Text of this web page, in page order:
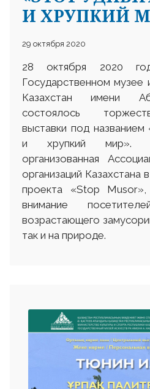
И ХРУПКИЙ
29 октября 2020
28 октября 2020
Государственном музее
Казахстан имени
состоялось
выставки под
и хрупкий мир».
организованная
организаций Казахстана
проекта «Stop Musor»,
внимание
возрастающего
так и на природе.